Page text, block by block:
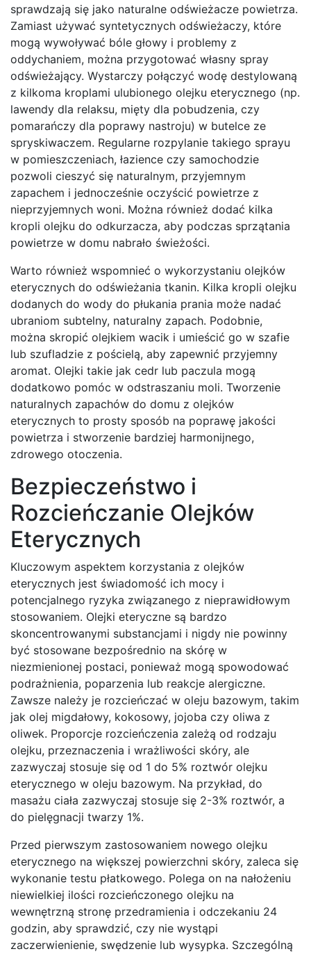
sprawdzają się jako naturalne odświeżacze powietrza.
Zamiast używać syntetycznych odświeżaczy, które
mogą wywoływać bóle głowy i problemy z
oddychaniem, można przygotować własny spray
odświeżający. Wystarczy połączyć wodę destylowaną
z kilkoma kroplami ulubionego olejku eterycznego (np.
lawendy dla relaksu, mięty dla pobudzenia, czy
pomarańczy dla poprawy nastroju) w butelce ze
spryskiwaczem. Regularne rozpylanie takiego sprayu
w pomieszczeniach, łazience czy samochodzie
pozwoli cieszyć się naturalnym, przyjemnym
zapachem i jednocześnie oczyścić powietrze z
nieprzyjemnych woni. Można również dodać kilka
kropli olejku do odkurzacza, aby podczas sprzątania
powietrze w domu nabrało świeżości.
Warto również wspomnieć o wykorzystaniu olejków
eterycznych do odświeżania tkanin. Kilka kropli olejku
dodanych do wody do płukania prania może nadać
ubraniom subtelny, naturalny zapach. Podobnie,
można skropić olejkiem wacik i umieścić go w szafie
lub szufladzie z pościelą, aby zapewnić przyjemny
aromat. Olejki takie jak cedr lub paczula mogą
dodatkowo pomóc w odstraszaniu moli. Tworzenie
naturalnych zapachów do domu z olejków
eterycznych to prosty sposób na poprawę jakości
powietrza i stworzenie bardziej harmonijnego,
zdrowego otoczenia.
Bezpieczeństwo i
Rozcieńczanie Olejków
Eterycznych
Kluczowym aspektem korzystania z olejków
eterycznych jest świadomość ich mocy i
potencjalnego ryzyka związanego z nieprawidłowym
stosowaniem. Olejki eteryczne są bardzo
skoncentrowanymi substancjami i nigdy nie powinny
być stosowane bezpośrednio na skórę w
niezmienionej postaci, ponieważ mogą spowodować
podrażnienia, poparzenia lub reakcje alergiczne.
Zawsze należy je rozcieńczać w oleju bazowym, takim
jak olej migdałowy, kokosowy, jojoba czy oliwa z
oliwek. Proporcje rozcieńczenia zależą od rodzaju
olejku, przeznaczenia i wrażliwości skóry, ale
zazwyczaj stosuje się od 1 do 5% roztwór olejku
eterycznego w oleju bazowym. Na przykład, do
masażu ciała zazwyczaj stosuje się 2-3% roztwór, a
do pielęgnacji twarzy 1%.
Przed pierwszym zastosowaniem nowego olejku
eterycznego na większej powierzchni skóry, zaleca się
wykonanie testu płatkowego. Polega on na nałożeniu
niewielkiej ilości rozcieńczonego olejku na
wewnętrzną stronę przedramienia i odczekaniu 24
godzin, aby sprawdzić, czy nie wystąpi
zaczerwienienie, swędzenie lub wysypka. Szczególną